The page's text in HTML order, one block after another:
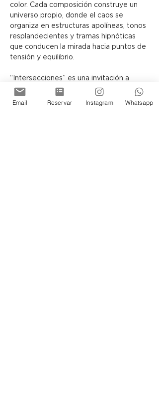
color. Cada composición construye un
universo propio, donde el caos se
organiza en estructuras apolíneas, tonos
resplandecientes y tramas hipnóticas
que conducen la mirada hacia puntos de
tensión y equilibrio.
“Intersecciones” es una invitación a
contemplar cómo, a través del lenguaje
abstracto, el lienzo puede
Email Reservar Instagram Whatsapp